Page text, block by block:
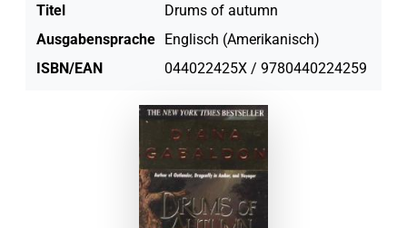
Titel
Drums of autumn
Ausgabensprache Englisch (Amerikanisch)
ISBN/EAN
044022425X / 9780440224259